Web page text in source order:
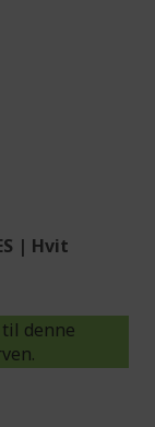
| Hvit
denne